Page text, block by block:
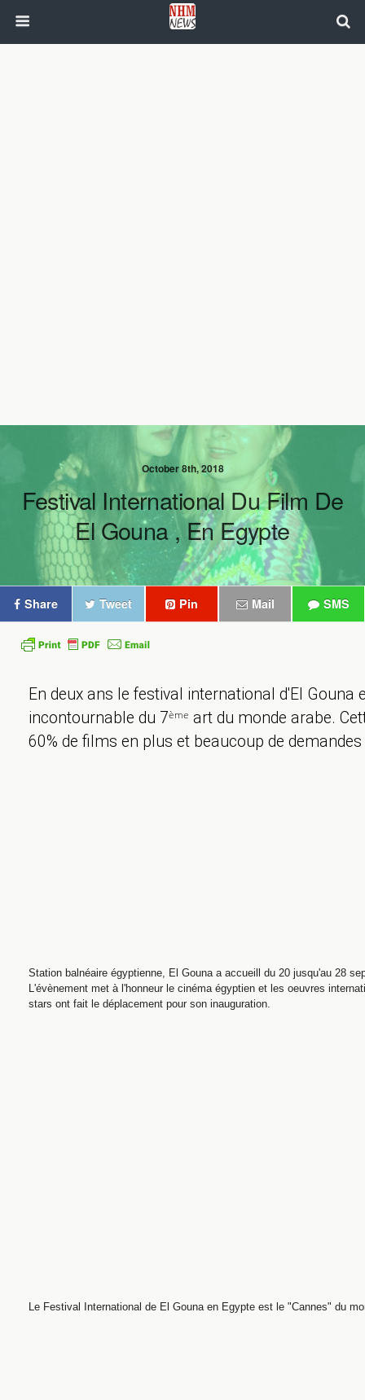
October 8th, 2018
Festival International Du Film De
El Gouna , En Egypte
Share Tweet Pin Mail SMS
En deux ans le festival international d'El Gouna
incontournable du 7ème art du monde arabe.
60% de films en plus et beaucoup de
Station balnéaire égyptienne, El Gouna a accueill du 20 jusqu'au 28
L'évènement met à l'honneur le cinéma égyptien et les oeuvres
stars ont fait le déplacement pour son inauguration.
Le Festival International de El Gouna en Egypte est le "Cannes" du